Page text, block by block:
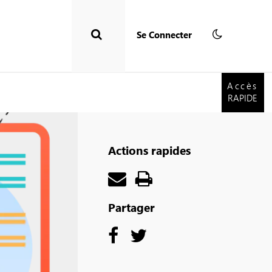
Se Connecter
Accès
RAPIDE
Actions rapides
Partager